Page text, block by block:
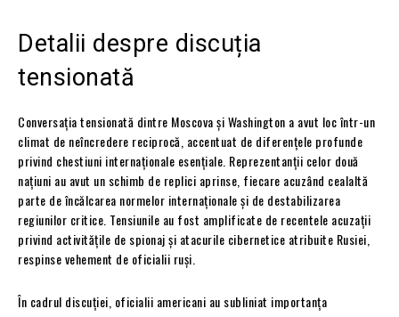
Detalii despre discuția
tensionată
Conversația tensionată dintre Moscova și Washington a avut loc într-un
climat de neîncredere reciprocă, accentuat de diferențele profunde
privind chestiuni internaționale esențiale. Reprezentanții celor două
națiuni au avut un schimb de replici aprinse, fiecare acuzând cealaltă
parte de încălcarea normelor internaționale și de destabilizarea
regiunilor critice. Tensiunile au fost amplificate de recentele acuzații
privind activitățile de spionaj și atacurile cibernetice atribuite Rusiei,
respinse vehement de oficialii ruși.
În cadrul discuției, oficialii americani au subliniat importanța